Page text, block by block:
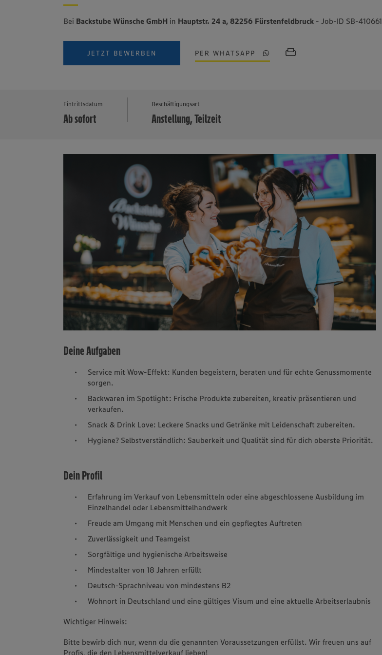
Bei Backstube Wünsche GmbH in Hauptstr. 24 a, 82256 Fürstenfeldbruck - Job-ID SB-410661
JETZT BEWERBEN PER WHATSAPP
Eintrittsdatum
Ab sofort
Beschäftigungsart
Anstellung, Teilzeit
Deine Aufgaben
Service mit Wow-Effekt: Kunden begeistern, beraten und für echte Genussmomente
sorgen.
Backwaren im Spotlight: Frische Produkte zubereiten, kreativ präsentieren und
verkaufen.
Snack & Drink Love: Leckere Snacks und Getränke mit Leidenschaft zubereiten.
Hygiene? Selbstverständlich: Sauberkeit und Qualität sind für dich oberste Priorität.
Dein Profil
Erfahrung im Verkauf von Lebensmitteln oder eine abgeschlossene Ausbildung im
Einzelhandel oder Lebensmittelhandwerk
Freude am Umgang mit Menschen und ein gepflegtes Auftreten
Zuverlässigkeit und Teamgeist
Sorgfältige und hygienische Arbeitsweise
Mindestalter von 18 Jahren erfüllt
Deutsch-Sprachniveau von mindestens B2
Wohnort in Deutschland und eine gültiges Visum und eine aktuelle Arbeitserlaubnis
Wichtiger Hinweis:
Bitte bewirb dich nur, wenn du die genannten Voraussetzungen erfüllst. Wir freuen uns auf
Profis, die den Lebensmittelverkauf lieben!